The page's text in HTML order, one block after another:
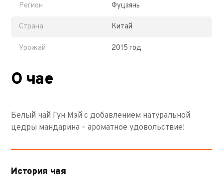
Регион Фуцзянь
Страна Китай
Урожай 2015 год
О чае
Белый чай Гун Мэй с добавлением натуральной
цедры мандарина – ароматное удовольствие!
История чая